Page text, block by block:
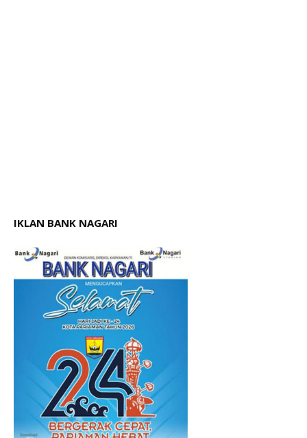
IKLAN BANK NAGARI